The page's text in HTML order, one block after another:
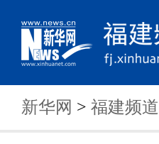
新华网 > 福建频道